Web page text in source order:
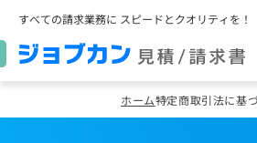
すべての請求業務に スピードとクオリティを！
ホーム特定商取引法に基